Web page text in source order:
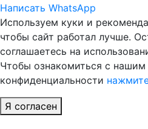
Написать WhatsApp
Используем куки и
чтобы сайт работал лучше.
соглашаетесь на
Чтобы ознакомиться с
конфиденциальности
Я согласен